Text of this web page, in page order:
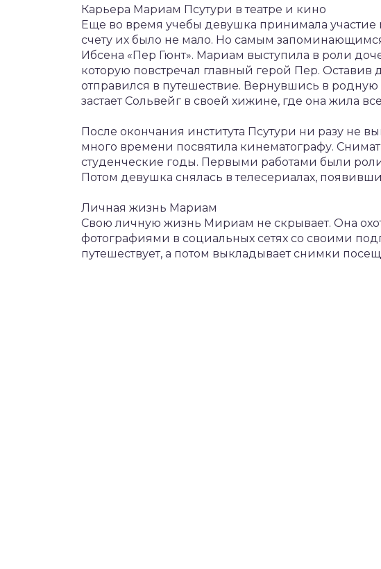
Карьера Мариам Псутури в театре и кино
Еще во время учебы девушка принимала участие
счету их было не мало. Но самым
Ибсена «Пер Гюнт». Мариам выступила в роли
которую повстречал главный герой Пер. Оставив
отправился в путешествие. Вернувшись в
застает Сольвейг в своей хижине, где она жила
После окончания института Псутури ни разу не
много времени посвятила кинематографу.
студенческие годы. Первыми работами были
Потом девушка снялась в телесериалах,
Личная жизнь Мариам
Свою личную жизнь Мириам не скрывает. Она
фотографиями в социальных сетях со своими
путешествует, а потом выкладывает снимки